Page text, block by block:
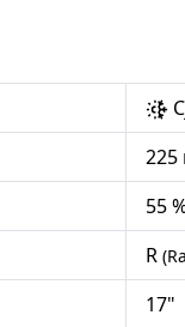
225
55
R
17"